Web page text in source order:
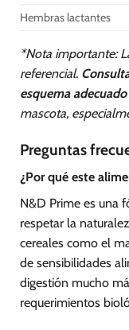
Hembras lactantes
*Nota importante:
referencial.
esquema adecuado
mascota,
Preguntas
¿Por qué este
N&D Prime es una
respetar la
cereales como el
de sensibilidades
digestión mucho
requerimientos